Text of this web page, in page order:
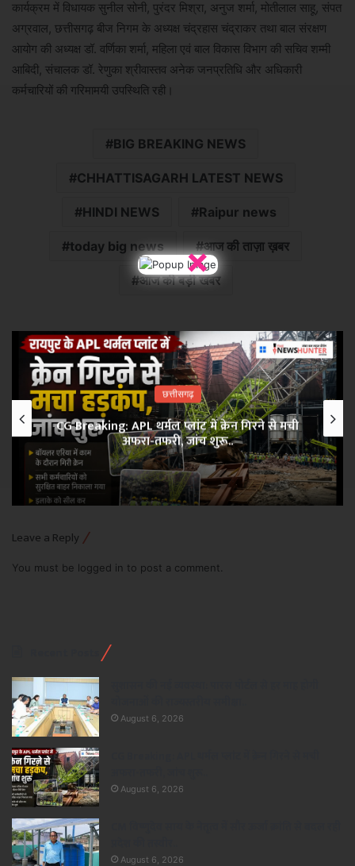
कार्यक्रम में विधायक सुनील सोनी, पुरंदर मिश्रा, अनुज शर्मा, मोतीलाल साहू, संपत
अग्रवाल, छत्तीसगढ़ बीज निगम के अध्यक्ष चंद्रहास चंद्राकर तथा बाल संरक्षण
आयोग की अध्यक्ष डॉ. वर्णिका शर्मा, महिला एवं बाल विकास विभाग की सचिव शम्मी
आबिदी, संचालक डॉ. रेणुका श्रीवास्तव अनेक जनप्रतिधि और अधिकारी
कर्मचारियों की गरिमामयी उपस्थिति रही।
BIG BREAKING NEWS
CHHATTISAGARH LATEST NEWS
HINDI NEWS Raipur news
today big news आज की ताज़ा ख़बर
आज की बड़ी खबर
छत्तीसगढ़
CG Breaking: APL थर्मल प्लांट में क्रेन गिरने से मची
अफरा-तफरी, जांच शुरू..
Leave a Reply
You must be logged in to post a comment.
×
August 6, 2026
August 6, 2026
August 6, 2026